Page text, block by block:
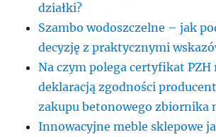
działki?
Szambo wodoszczelne – jak
decyzję z praktycznymi
Na czym polega certyfikat PZH
deklaracją zgodności
zakupu betonowego zbiornika
Innowacyjne meble sklepowe